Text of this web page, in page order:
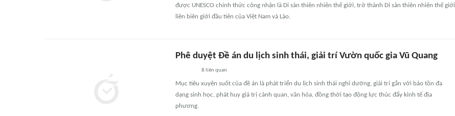
được UNESCO chính thức công nhận là Di sản thiên nhiên thế giới, trở thành Di sản thiên nhiên thế giới
liên biên giới đầu tiên của Việt Nam và Lào.
Phê duyệt Đề án du lịch sinh thái, giải trí Vườn quốc gia Vũ Quang
8 liên quan
Mục tiêu xuyên suốt của đề án là phát triển du lịch sinh thái nghỉ dưỡng, giải trí gắn với bảo tồn đa
dạng sinh học, phát huy giá trị cảnh quan, văn hóa, đồng thời tạo động lực thúc đẩy kinh tế địa
phương.